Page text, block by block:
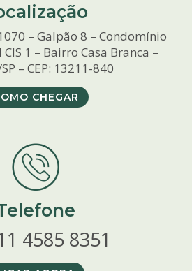
– Galpão 8 – Condomínio
1 – Bairro Casa Branca –
– CEP: 13211-840
CHEGAR
4585 8351